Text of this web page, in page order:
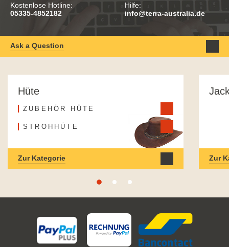
Kostenlose Hotline:
05335-4852182
Hilfe:
info@terra-australia.de
Ask a Question
Hüte
ZUBEHÖR HÜTE
STROHHÜTE
Zur Kategorie Zur